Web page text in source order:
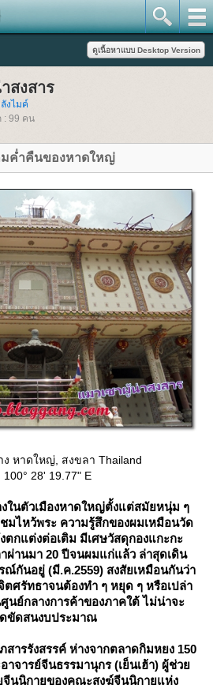
สงสาร
งไมค์
: 99 คน
มค่ำคืนของหาดใหญ่
ง หาดใหญ่, สงขลา Thailand
100° 28' 19.77" E
ในตัวเมืองหาดใหญ่ตั้งแต่สมัยหนุ่ม ๆ
มไหว้พระ ความรู้สึกของผมเหมือนวัด
ตกแต่งต่อเติม มีเศษวัสดุกองแกะกะ
าผ่านมา 20 ปีจนผมแก่แล้ว ล่าสุดเดิน
กันอยู่ (มี.ค.2559) สงสัยเหมือนกันว่า
ศรัทธาจนต้องทำ ๆ หยุด ๆ หรือเปล่า
นย์กลางการค้าของภาคใต้ ไม่น่าจะ
ขัดสนงบประมาณ
ารรังสรรค์ ห่างจากตลาดกิมหยง 150
อาจารย์จีนธรรมานุกร (เย็นเฮ้า) ผู้ช่ว
นนิกายของคณะสงฆ์จีนนิกายแห่ง